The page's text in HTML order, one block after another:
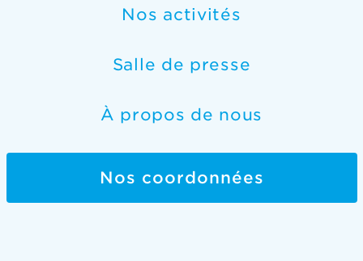
Nos activités
Salle de presse
À propos de nous
Nos coordonnées